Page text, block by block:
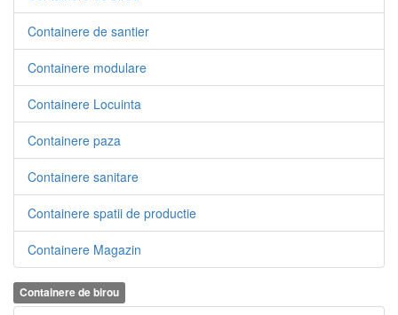
Containere de santier
Containere modulare
Containere Locuinta
Containere paza
Containere sanitare
Containere spatii de productie
Containere Magazin
Containere de birou